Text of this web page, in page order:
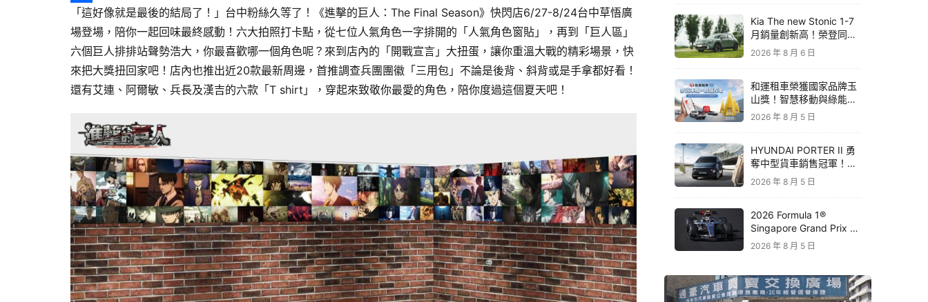
s
o
M
a
i
l
a
t
s
分
享
「這好像就是最後的結局了！」台中粉絲久等了！《進擊的巨人：The Final Season》快閃店6/27-8/24台中草悟廣
場登場，陪你一起回味最終感動！六大拍照打卡點，從七位人氣角色一字排開的「人氣角色窗貼」，再到「巨人區」
六個巨人排排站聲勢浩大，你最喜歡哪一個角色呢？來到店內的「開戰宣言」大扭蛋，讓你重溫大戰的精彩場景，快
來把大獎扭回家吧！店內也推出近20款最新周邊，首推調查兵團團徽「三用包」不論是後背、斜背或是手拿都好看！
還有艾連、阿爾敏、兵長及漢吉的六款「T shirt」，穿起來致敬你最愛的角色，陪你度過這個夏天吧！
Kia The new Stonic 1-7
月銷量創新高！榮登同級
進口車銷售亞軍｜79.9萬
元起再享原廠電子後視鏡
2026 年 8 月 6 日
和運租車榮獲國家品牌玉
山獎！智慧移動與綠能創
新 打造低碳永續新價值
2026 年 8 月 5 日
HYUNDAI PORTER II 勇
奪中型貨車銷售冠軍！
STARIA 月付 6,999 元領
銜三大商用車優惠
2026 年 8 月 5 日
2026 Formula 1®
Singapore Grand Prix 新
加坡大獎賽｜Audi 極速之
2026 年 8 月 5 日